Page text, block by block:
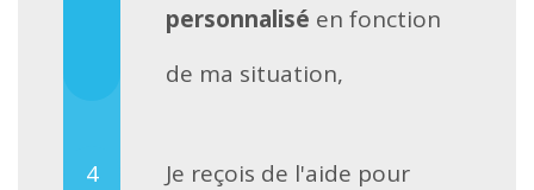
personnalisé en fonction
de ma situation,
Je reçois de l'aide pour